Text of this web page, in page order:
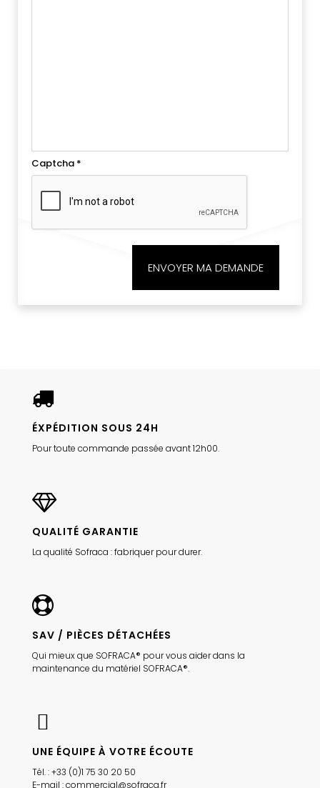
Captcha *
ENVOYER MA DEMANDE
ÉXPÉDITION SOUS 24H
Pour toute commande passée avant 12h00.
QUALITÉ GARANTIE
La qualité Sofraca : fabriquer pour durer.
SAV / PIÈCES DÉTACHÉES
Qui mieux que SOFRACA® pour vous aider dans la
maintenance du matériel SOFRACA®.
UNE ÉQUIPE À VOTRE ÉCOUTE
Tél. : +33 (0)1 75 30 20 50
E-mail : commercial@sofraca.fr